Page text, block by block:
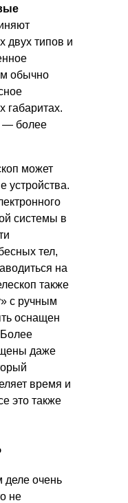
двух типов и
обычно
габаритах.
— более
может
устройства.
системы в
тел,
на
также
с ручным
оснащен
даже
время и
это также
деле очень
не